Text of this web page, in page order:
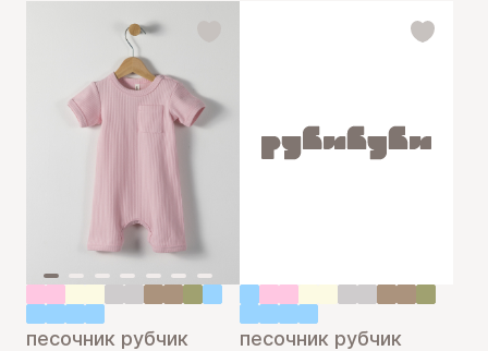
песочник рубчик
песочник рубчик